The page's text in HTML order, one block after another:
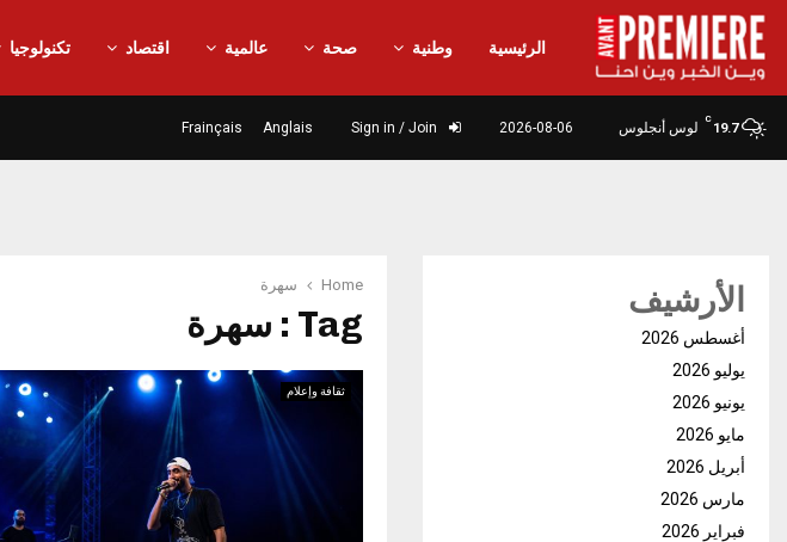
الرئيسية وطنية صحة عالمية اقتصاد تكنولوجيا
19.7
C
لوس أنجلوس 2026-08-06
Anglais
Frainçais
Home سهرة
Tag : سهرة
ثقافة وإعلام
الأرشيف
أغسطس 2026
يوليو 2026
يونيو 2026
مايو 2026
أبريل 2026
مارس 2026
فبراير 2026